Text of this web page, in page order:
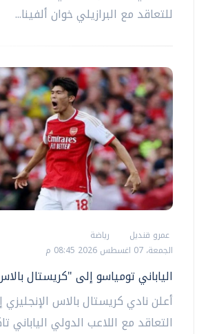
للتعاقد مع البرازيلي خوان ألفينا...
عمرو قنديل
رياضة
الجمعة، 07 اغسطس 2026 08:45 م
الياباني تومياسو إلى "كريستال
أعلن نادي كريستال بالاس
التعاقد مع اللاعب الدولي الياباني